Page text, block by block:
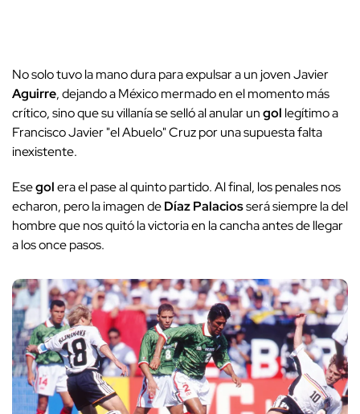
No solo tuvo la mano dura para expulsar a un joven Javier
Aguirre, dejando a México mermado en el momento más
crítico, sino que su villanía se selló al anular ungol legítimo a
Francisco Javier "el Abuelo" Cruz por una supuesta falta
inexistente.
Esegolera el pase al quinto partido. Al final, los penales nos
echaron, pero la imagen deDíaz Palaciosserá siempre la del
hombre que nos quitó la victoria en la cancha antes de llegar
a los once pasos.